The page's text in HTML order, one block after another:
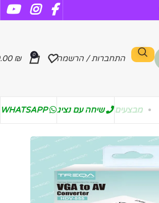
התחברות / הרשמה 0
₪
מבצעים שיחה עם נציג WHATSAPP